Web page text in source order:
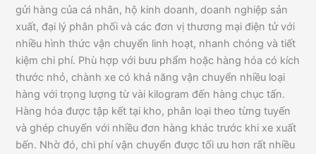
gửi hàng của cá nhân, hộ kinh doanh, doanh nghiệp sản
xuất, đại lý phân phối và các đơn vị thương mại điện tử với
nhiều hình thức vận chuyển linh hoạt, nhanh chóng và tiết
kiệm chi phí. Phù hợp với bưu phẩm hoặc hàng hóa có kích
thước nhỏ, chành xe có khả năng vận chuyển nhiều loại
hàng với trọng lượng từ vài kilogram đến hàng chục tấn.
Hàng hóa được tập kết tại kho, phân loại theo từng tuyến
và ghép chuyến với nhiều đơn hàng khác trước khi xe xuất
bến. Nhờ đó, chi phí vận chuyển được tối ưu hơn rất nhiều